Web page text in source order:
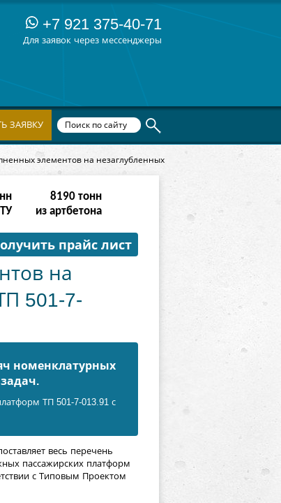
+7 921 375-40-71
Для заявок через мессенджеры
элементов на незаглубленных
ЗАЯВКУ
16382тонн
из артбетона
прайс лист
на
501-7-
номенклатурных
ТП 501-7-013.91 с
весь перечень
пассажирских платформ
с Типовым Проектом